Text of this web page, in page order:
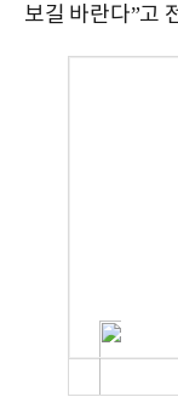
보길 바란다”고